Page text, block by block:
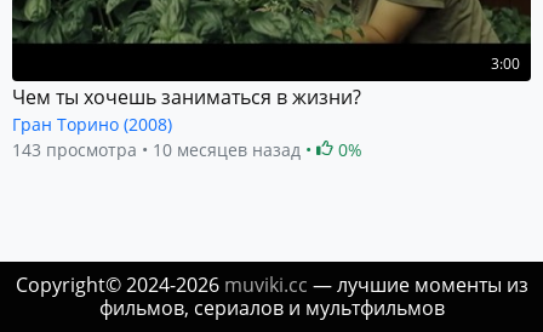
3:00
Чем ты хочешь заниматься в жизни?
Гран Торино (2008)
143 просмотра
10 месяцев назад 0%
Copyright© 2024-2026 muviki.cc — лучшие моменты из
фильмов, сериалов и мультфильмов